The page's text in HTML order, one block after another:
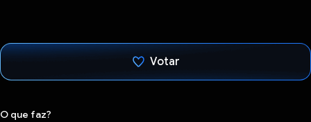
Votar
O que faz?